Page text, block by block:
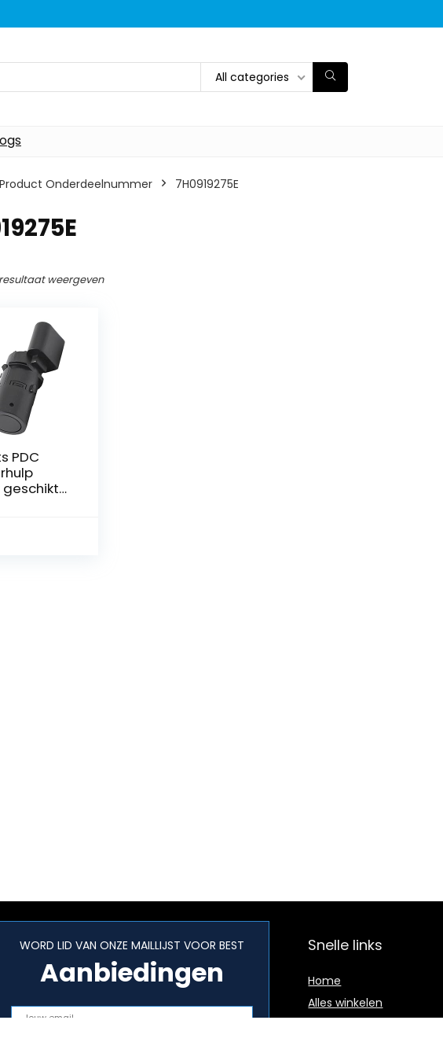
All categories
Product Onderdeelnummer ‎7H0919275E
weergeven
PDC
geschikt
WORD LID VAN ONZE MAILLIJST VOOR BEST
Aanbiedingen
Snelle links
Home
Alles winkelen